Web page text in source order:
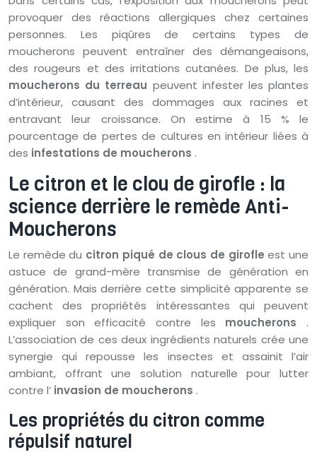
provoquer des réactions allergiques chez certaines
personnes. Les piqûres de certains types de
moucherons peuvent entraîner des démangeaisons,
des rougeurs et des irritations cutanées. De plus, les
moucherons du terreau peuvent infester les plantes
d’intérieur, causant des dommages aux racines et
entravant leur croissance. On estime à 15 % le
pourcentage de pertes de cultures en intérieur liées à
des infestations de moucherons .
Le citron et le clou de girofle : la
science derrière le remède Anti-
Moucherons
Le remède du citron piqué de clous de girofleest une
astuce de grand-mère transmise de génération en
génération. Mais derrière cette simplicité apparente se
cachent des propriétés intéressantes qui peuvent
expliquer son efficacité contre les moucherons .
L’association de ces deux ingrédients naturels crée une
synergie qui repousse les insectes et assainit l’air
ambiant, offrant une solution naturelle pour lutter
contre l’ invasion de moucherons .
Les propriétés du citron comme
répulsif naturel